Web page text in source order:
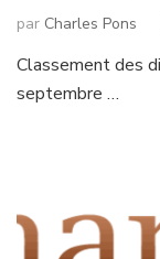
par Charles Pons
Classement des
septembre …